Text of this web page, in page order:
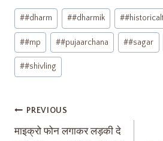
##dharm ##dharmik #
##mp ##pujaarchana ##sagar
##shivling
PREVIOUS
माइक्रो फोन लगाकर लड़की दे